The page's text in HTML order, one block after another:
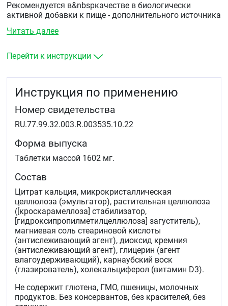
Рекомендуется в&nbspкачестве в биологически
активной добавки к пище - дополнительного источника
Читать далее
Перейти к инструкции
Инструкция по применению
Номер свидетельства
RU.77.99.32.003.R.003535.10.22
Форма выпуска
Таблетки массой 1602 мг.
Состав
Цитрат кальция, микрокристаллическая
целлюлоза (эмульгатор), растительная целлюлоза
([кроскарамеллоза] стабилизатор,
[гидроксипропилметилцеллюлоза] загуститель),
магниевая соль стеариновой кислоты
(антислеживающий агент), диоксид кремния
(антислеживающий агент), глицерин (агент
влагоудерживающий), карнаубский воск
(глазирователь), холекальциферол (витамин D3).
Не содержит глютена, ГМО, пшеницы, молочных
продуктов. Без консервантов, без красителей, без